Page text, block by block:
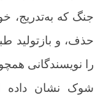
جنگ که به‌تدریج،
حذف، و بازتولید
را نویسندگانی
شوک نشان داده